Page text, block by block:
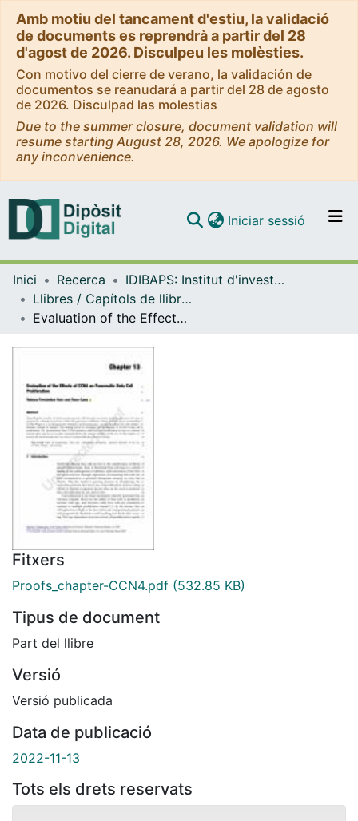
Amb motiu del tancament d'estiu, la validació
de documents es reprendrà a partir del 28
d'agost de 2026. Disculpeu les molèsties.
Con motivo del cierre de verano, la validación de
documentos se reanudará a partir del 28 de agosto
de 2026. Disculpad las molestias
Due to the summer closure, document validation will
resume starting August 28, 2026. We apologize for
any inconvenience.
Navega per tot el DD
Com publicar
Iniciar sessió (current)
Inici Recerca
IDIBAPS: Institut d'investigacions Biomèdiques August Pi i Sunyer
Llibres / Capítols de llibre (IDIBAPS: Institut d'investigacions Biomèdiques August Pi i Sunyer)
Evaluation of the Effects of CCN4 on Pancreatic Beta Cell Proliferation
Fitxers
Proofs_chapter-CCN4.pdf (532.85 KB)
Tipus de document
Part del llibre
Versió
Versió publicada
Data de publicació
2022-11-13
Tots els drets reservats